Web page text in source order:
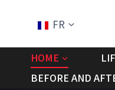
FR
HOME
BEFORE AND